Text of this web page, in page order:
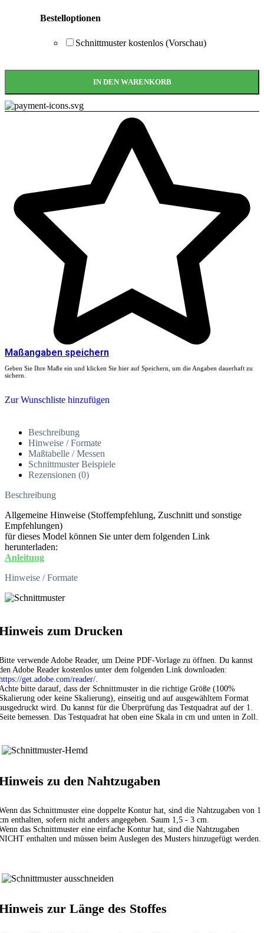
Bestelloptionen
Schnittmuster kostenlos (Vorschau)
IN DEN WARENKORB
Maßangaben speichern
Geben Sie Ihre Maße ein und klicken Sie hier auf Speichern, um die Angaben dauerhaft zu
sichern.
Zur Wunschliste hinzufügen
Beschreibung
Hinweise / Formate
Maßtabelle / Messen
Schnittmuster Beispiele
Rezensionen (0)
Beschreibung
Allgemeine Hinweise (Stoffempfehlung, Zuschnitt und sonstige
Empfehlungen)
für dieses Model können Sie unter dem folgenden Link
herunterladen:
Anleitung
Hinweise / Formate
zum Drucken
verwende Adobe Reader, um Deine PDF-Vorlage zu öffnen. Du kannst
Adobe Reader kostenlos unter dem folgenden Link downloaden:
get.adobe.com/reader/.
bitte darauf, dass der Schnittmuster in die richtige Größe (100%
oder keine Skalierung), einseitig und auf ausgewähltem Format
wird. Du kannst für die Überprüfung das Testquadrat auf der 1.
bemessen. Das Testquadrat hat oben eine Skala in cm und unten in Zoll.
zu den Nahtzugaben
das Schnittmuster eine doppelte Kontur hat, sind die Nahtzugaben von 1
enthalten, sofern nicht anders angegeben. Saum 1,5 - 3 cm.
das Schnittmuster eine einfache Kontur hat, sind die Nahtzugaben
enthalten und müssen beim Auslegen des Musters hinzugefügt werden.
zur Länge des Stoffes